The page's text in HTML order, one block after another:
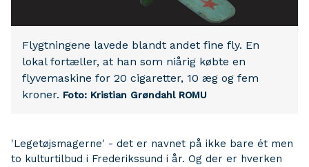
Flygtningene lavede blandt andet fine fly. En
lokal fortæller, at han som niårig købte en
flyvemaskine for 20 cigaretter, 10 æg og fem
kroner. Foto: Kristian Grøndahl ROMU
'Legetøjsmagerne' - det er navnet på ikke bare ét men
to kulturtilbud i Frederikssund i år. Og der er hverken